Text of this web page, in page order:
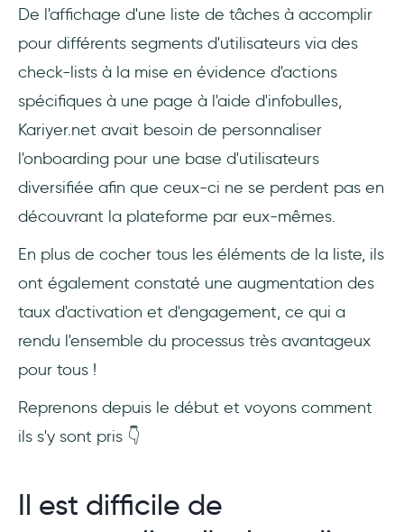
De l'affichage d'une liste de tâches à accomplir
pour différents segments d'utilisateurs via des
check-lists à la mise en évidence d'actions
spécifiques à une page à l'aide d'infobulles,
Kariyer.net avait besoin de personnaliser
l'onboarding pour une base d'utilisateurs
diversifiée afin que ceux-ci ne se perdent pas en
découvrant la plateforme par eux-mêmes.
En plus de cocher tous les éléments de la liste, ils
ont également constaté une augmentation des
taux d'activation et d'engagement, ce qui a
rendu l'ensemble du processus très avantageux
pour tous !
Reprenons depuis le début et voyons comment
ils s'y sont pris 👇
Il est difficile de